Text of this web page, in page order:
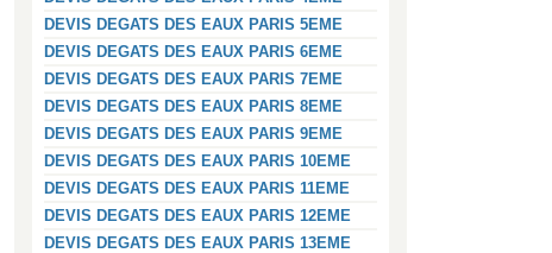
DEVIS DEGATS DES EAUX PARIS 5EME
DEVIS DEGATS DES EAUX PARIS 6EME
DEVIS DEGATS DES EAUX PARIS 7EME
DEVIS DEGATS DES EAUX PARIS 8EME
DEVIS DEGATS DES EAUX PARIS 9EME
DEVIS DEGATS DES EAUX PARIS 10EME
DEVIS DEGATS DES EAUX PARIS 11EME
DEVIS DEGATS DES EAUX PARIS 12EME
DEVIS DEGATS DES EAUX PARIS 13EME